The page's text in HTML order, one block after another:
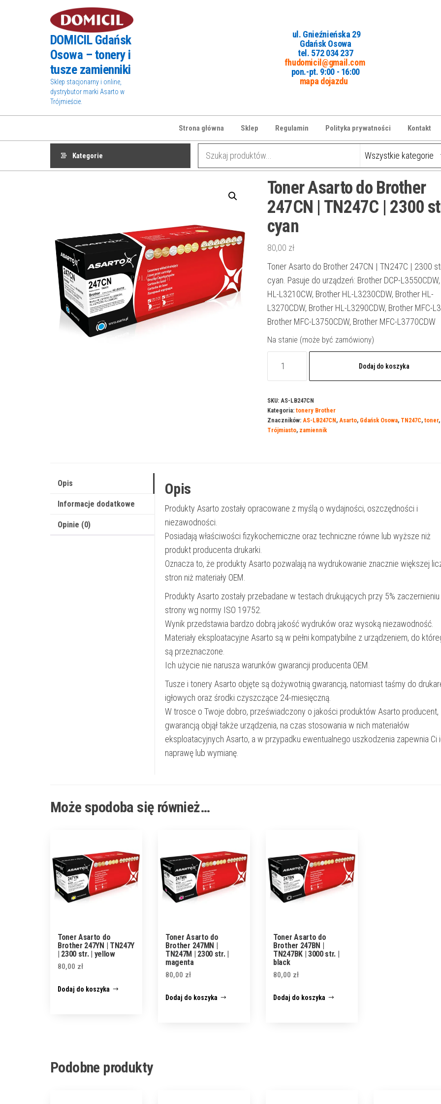
DOMICIL Gdańsk
Osowa – tonery i
tusze zamienniki
Sklep stacjonarny i online,
dystrybutor marki Asarto w
Trójmieście.
ul. Gnieźnieńska 29
Gdańsk Osowa
tel. 572 034 237
fhudomicil@gmail.com
pon.-pt. 9:00 - 16:00
mapa dojazdu
Strona główna Sklep Regulamin Polityka prywatności Kontakt
Kategorie
Toner Asarto do Brother
247CN | TN247C | 2300
cyan
80,00 zł
Toner Asarto do Brother 247CN | TN247C | 2300
cyan. Pasuje do urządzeń: Brother DCP-
HL-L3210CW, Brother HL-L3230CDW, Brother HL-
L3270CDW, Brother HL-L3290CDW, Brother MFC-
Brother MFC-L3750CDW, Brother MFC-L3770CDW
Na stanie (może być zamówiony)
Toner
do
Brother
247CN
|
Dodaj do koszyka
SKU: AS-LB247CN
Kategoria: tonery Brother
Znaczników: AS-LB247CN, Asarto, Gdańsk Osowa, TN247C, toner,
Trójmiasto, zamiennik
Opis
Informacje dodatkowe
Opinie (0)
Opis
Produkty Asarto zostały opracowane z myślą o wydajności, oszczędności i
niezawodności.
Posiadają właściwości fizykochemiczne oraz techniczne równe lub wyższe niż
produkt producenta drukarki.
Oznacza to, że produkty Asarto pozwalają na wydrukowanie znacznie większej
stron niż materiały OEM.
Produkty Asarto zostały przebadane w testach drukujących przy 5% zaczernieniu
strony wg normy ISO 19752.
Wynik przedstawia bardzo dobrą jakość wydruków oraz wysoką niezawodność.
Materiały eksploatacyjne Asarto są w pełni kompatybilne z urządzeniem, do
są przeznaczone.
Ich użycie nie narusza warunków gwarancji producenta OEM.
Tusze i tonery Asarto objęte są dożywotnią gwarancją, natomiast taśmy do
igłowych oraz środki czyszczące 24-miesięczną.
W trosce o Twoje dobro, przeświadczony o jakości produktów Asarto producent,
gwarancją objął także urządzenia, na czas stosowania w nich materiałów
eksploatacyjnych Asarto, a w przypadku ewentualnego uszkodzenia zapewnia Ci
naprawę lub wymianę.
Może spodoba się również…
Toner Asarto do
Brother 247YN | TN247Y
| 2300 str. | yellow
80,00 zł
Dodaj do koszyka
Toner Asarto do
Brother 247MN |
TN247M | 2300 str. |
magenta
80,00 zł
Dodaj do koszyka
Toner Asarto do
Brother 247BN |
TN247BK | 3000 str. |
black
80,00 zł
Dodaj do koszyka
Podobne produkty